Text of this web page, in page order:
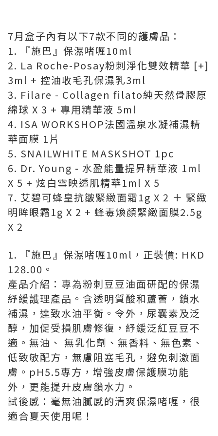
7月盒子內有以下7款不同的護膚品：
1. 『施巴』保濕啫喱10ml
2. La Roche-Posay粉刺淨化雙效精華 [+]
3ml + 控油收毛孔保濕乳3ml
3. Filare - Collagen filato純天然骨膠原
綿球 X 3 + 專用精華液 5ml
4. ISA WORKSHOP法國溫泉水凝補濕精
華面膜 1片
5. SNAILWHITE MASKSHOT 1pc
6. Dr. Young - 水盈能量提昇精華液 1ml
X 5 + 炫白雪映透肌精華1ml X 5
7. 艾碧可蜂皇抗皺緊緻面霜1g X 2 ＋ 緊緻
明眸眼霜1g X 2 + 蜂毒煥顏緊緻面膜2.5g
X 2
1. 『施巴』保濕啫喱10ml，正裝價: HKD
128.00。
產品介紹：專為粉刺豆豆油面研配的保濕
紓緩護理產品。含透明質酸和蘆薈，鎖水
補濕，達致水油平衡。令外，尿囊素及泛
醇，加促受損肌膚修復，紓緩泛紅豆豆不
適。無油、 無乳化劑、無香料、無色素、
低致敏配方，無慮阻塞毛孔，避免刺激面
膚。pH5.5專方，增強皮膚保護膜功能
外，更能提升皮膚鎖水力。
試後感：毫無油膩感的清爽保濕啫喱，很
適合夏天使用呢！